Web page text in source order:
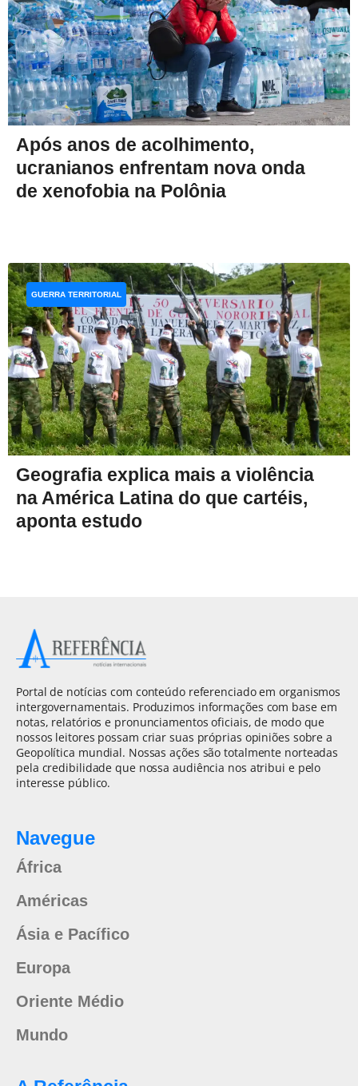
Após anos de acolhimento,
ucranianos enfrentam nova onda
de xenofobia na Polônia
Geografia explica mais a violência
na América Latina do que cartéis,
aponta estudo
GUERRA TERRITORIAL
Portal de notícias com conteúdo referenciado em organismos
intergovernamentais. Produzimos informações com base em
notas, relatórios e pronunciamentos oficiais, de modo que
nossos leitores possam criar suas próprias opiniões sobre a
Geopolítica mundial. Nossas ações são totalmente norteadas
pela credibilidade que nossa audiência nos atribui e pelo
interesse público.
Navegue
África
Américas
Ásia e Pacífico
Europa
Oriente Médio
Mundo